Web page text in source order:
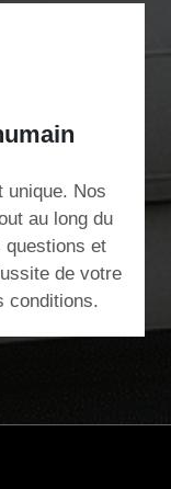
unique. Nos
au long du
questions et
de votre
conditions.